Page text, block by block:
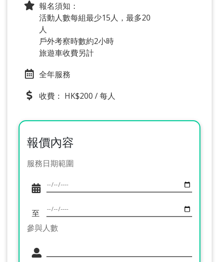
報名須知：
活動人數每組最少15人，最多20
人
戶外考察時數約2小時
旅遊車收費另計
全年服務
收費： HK$200 / 每人
報價內容
服務日期範圍
至
參與人數